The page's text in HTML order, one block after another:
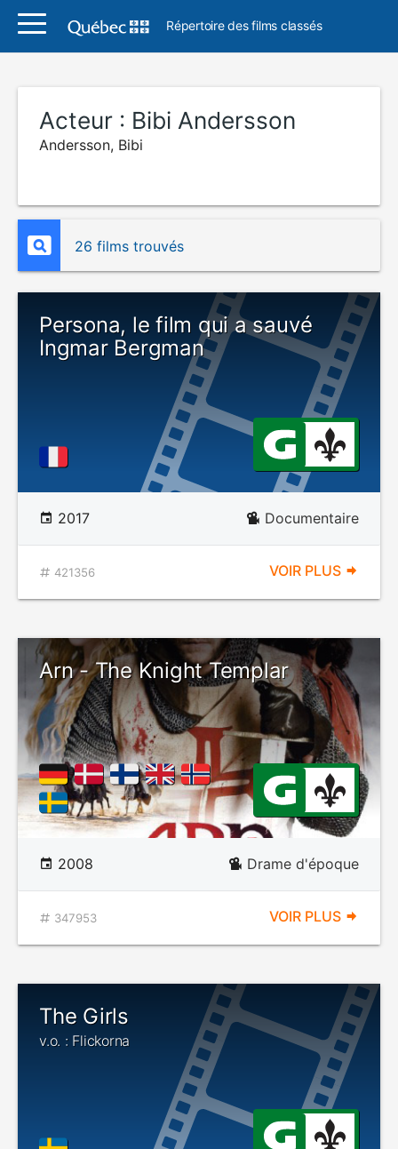
Répertoire des films classés
Acteur : Bibi Andersson
Andersson, Bibi
26 films trouvés
Persona, le film qui a sauvé
Ingmar Bergman
2017 Documentaire
421356 VOIR PLUS
Arn - The Knight Templar
2008 Drame d'époque
347953 VOIR PLUS
The Girls
v.o. : Flickorna